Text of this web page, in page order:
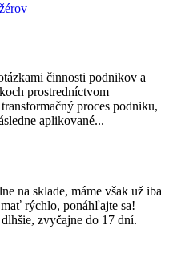
činnosti podnikov a
prostredníctvom
proces podniku,
aplikované...
na sklade, máme však už iba
rýchlo, ponáhľajte sa!
zvyčajne do 17 dní.